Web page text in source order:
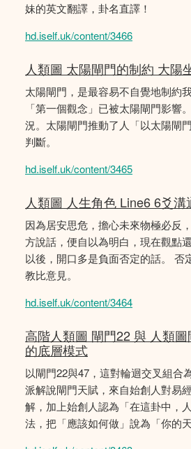
妹的英文翻譯，卦名直譯！
hd.iself.uk/content/3466
人類圖 太陽閘門的制約 大陽
太陽閘門，是最容易不自覺地制約
「第一個觀念」已被太陽閘門影響
況。太陽閘門推動了人「以太陽閘
判斷。
hd.iself.uk/content/3465
人類圖 人生角色 Line6 6爻溝
因為居安思危，擔心未來物極必反
方說話，便自以為明白，現在觀點
以後，開口多是負面否定的話。 否
教比意見。
hd.iself.uk/content/3464
高階人類圖 閘門22 與 人類
的底層模式
以閘門22與47，這對輪迴交叉組合
派解說閘門天賦，來自始創人對易
解，加上始創人認為「在這卦中，
法，把「應該如何做」說為「你的天